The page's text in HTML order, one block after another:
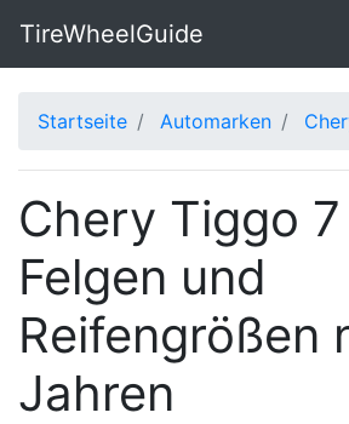
TireWheelGuide
Startseite Automarken
Chery Tiggo 7
Felgen und
Reifengrößen
Jahren